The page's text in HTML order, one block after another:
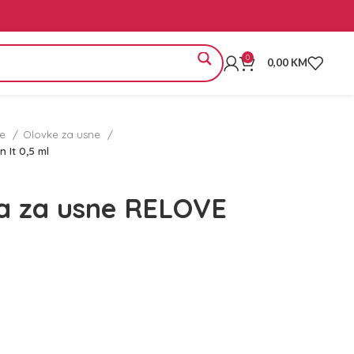
0 0,00 KM
Olovke za usne
It 0,5 ml
usne RELOVE